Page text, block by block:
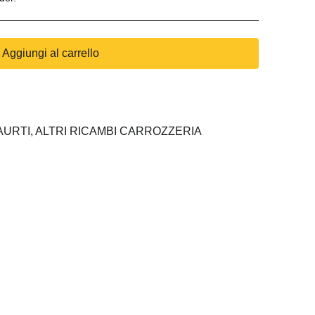
Aggiungi al carrello
ALTRI RICAMBI CARROZZERIA